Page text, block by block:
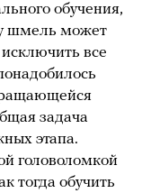
обучения,
шмель может
все
задача
этапа.
головоломкой
тогда обучить